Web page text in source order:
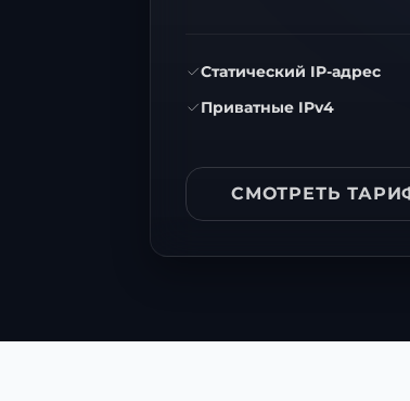
Статический IP-адрес
Приватные IPv4
СМОТРЕТЬ